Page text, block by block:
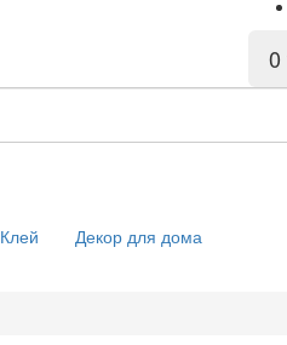
0
Клей Декор для дома